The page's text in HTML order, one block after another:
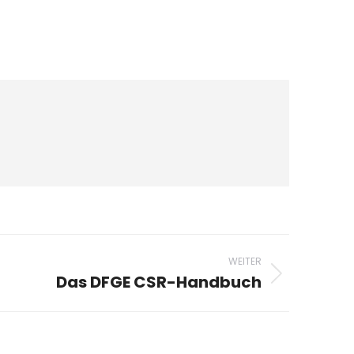
WEITER
Das DFGE CSR-Handbuch